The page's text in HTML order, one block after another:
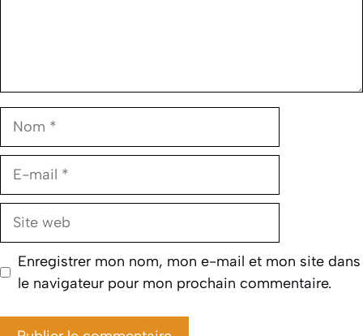
Nom
E-
Site
Enregistrer mon nom, mon e-mail et mon site dans
le navigateur pour mon prochain commentaire.